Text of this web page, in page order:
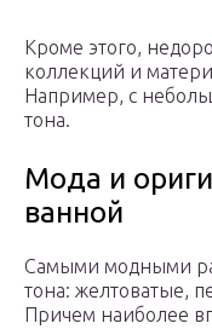
Кроме этого,
коллекций и
Например, с
тона.
Мода и
ванной
Самыми модными
тона: желтоватые,
Причем наиболее